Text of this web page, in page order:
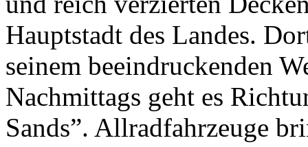
Hauptstadt des Landes.
seinem beeindruckenden
Nachmittags geht es
Sands”. Allradfahrzeuge